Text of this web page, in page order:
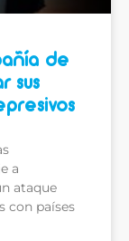
de
sus
a
ataque
con países